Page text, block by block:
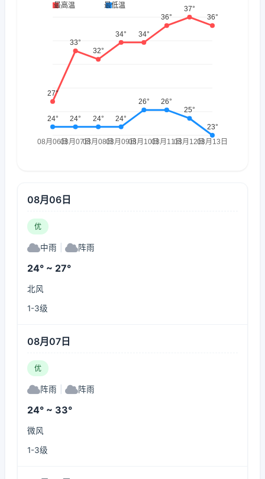
08月06日
优
中雨 阵雨
24° ~ 27°
北风
1-3级
08月07日
优
阵雨 阵雨
24° ~ 33°
微风
1-3级